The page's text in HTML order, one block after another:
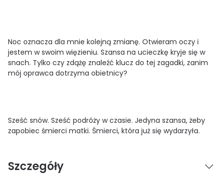
Noc oznacza dla mnie kolejną zmianę. Otwieram oczy i
jestem w swoim więzieniu. Szansa na ucieczkę kryje się w
snach. Tylko czy zdążę znaleźć klucz do tej zagadki, zanim
mój oprawca dotrzyma obietnicy?
Sześć snów. Sześć podróży w czasie. Jedyna szansa, żeby
zapobiec śmierci matki. Śmierci, która już się wydarzyła.
Szczegóły